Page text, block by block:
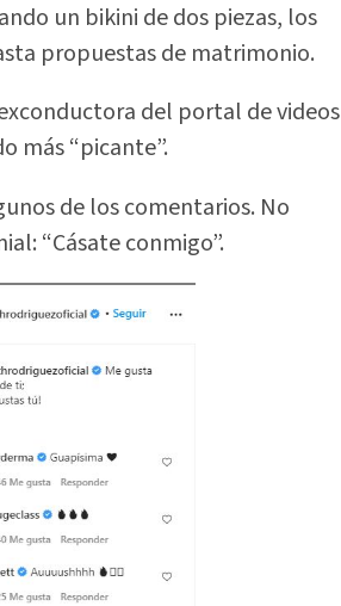
un bikini de dos piezas, los
propuestas de matrimonio.
del portal de videos
más “picante”.
de los comentarios. No
“Cásate conmigo”.